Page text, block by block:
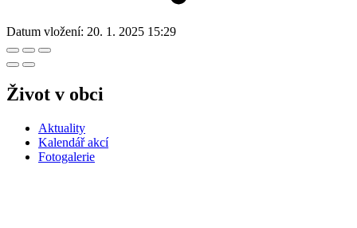
Datum vložení: 20. 1. 2025 15:29
Život v obci
Aktuality
Kalendář akcí
Fotogalerie